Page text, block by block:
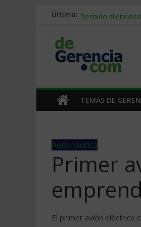
Última: Stablecoins para
Trabajo forzoso
Mercado hispano
TEMAS DE
Aeronautica
Primer
El primer avión eléctrico